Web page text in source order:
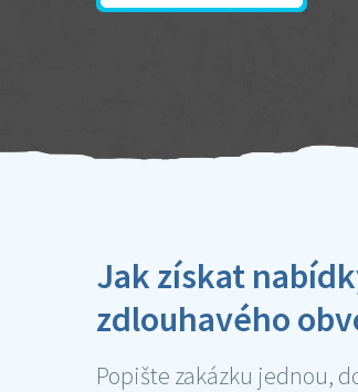
Jak získat
zdlouhavého
Popište zakázku jednou,